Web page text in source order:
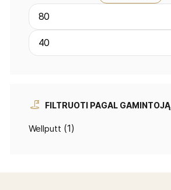
FILTRUOTI PAGAL GAMINTOJĄ
Wellputt (1)